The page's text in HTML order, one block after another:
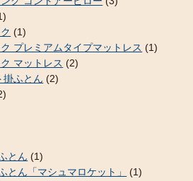
(1)
プレミアムタイプマットレス (1)
マットレス (2)
掛ふとん (2)
とん (1)
とん「マシュマロケット」
(1)